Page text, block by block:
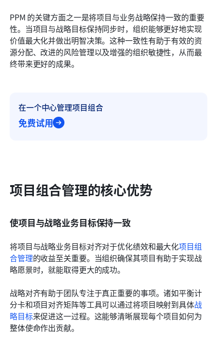
PPM 的关键方面之一是将项目与业务战略保持一致的重要
性。当项目与战略目标保持同步时，组织能够更好地实现
价值最大化并做出明智决策。这种一致性有助于有效的资
源分配、改进的风险管理以及增强的组织敏捷性，从而最
终带来更好的成果。
在一个中心管理项目组合
免费试用
项目组合管理的核心优势
使项目与战略业务目标保持一致
将项目与战略业务目标对齐对于优化绩效和最大化项目组
合管理的收益至关重要。当组织确保其项目有助于实现战
略愿景时，就能取得更大的成功。
战略对齐有助于团队专注于真正重要的事项。诸如平衡计
分卡和项目对齐矩阵等工具可以通过将项目映射到具体战
略目标来促进这一过程。这能够清晰展现每个项目如何为
整体使命作出贡献。